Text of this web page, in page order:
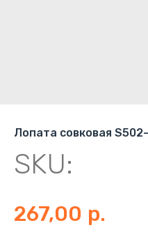
Лопата совковая
SKU:
267,00 р.